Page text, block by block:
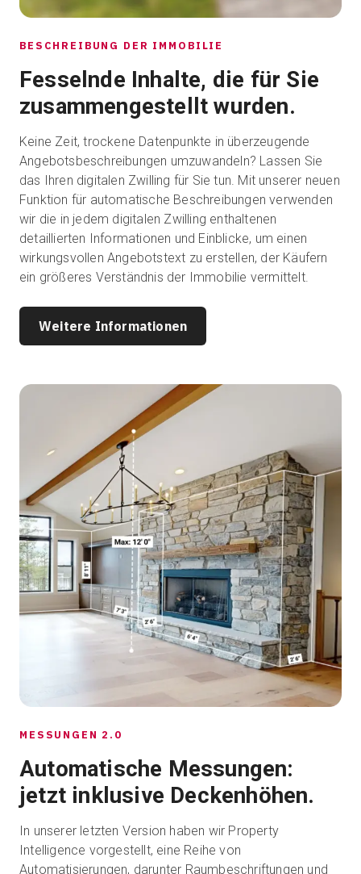
BESCHREIBUNG DER IMMOBILIE
Fesselnde Inhalte, die für Sie
zusammengestellt wurden.
Keine Zeit, trockene Datenpunkte in überzeugende
Angebotsbeschreibungen umzuwandeln? Lassen Sie
das Ihren digitalen Zwilling für Sie tun. Mit unserer neuen
Funktion für automatische Beschreibungen verwenden
wir die in jedem digitalen Zwilling enthaltenen
detaillierten Informationen und Einblicke, um einen
wirkungsvollen Angebotstext zu erstellen, der Käufern
ein größeres Verständnis der Immobilie vermittelt.
Weitere Informationen
MESSUNGEN 2.0
Automatische Messungen:
jetzt inklusive Deckenhöhen.
In unserer letzten Version haben wir Property
Intelligence vorgestellt, eine Reihe von
Automatisierungen, darunter Raumbeschriftungen und